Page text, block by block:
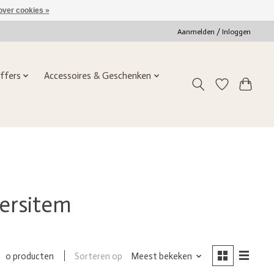
Aanmelden / Inloggen
Accessoires & Geschenken
0 producten Sorteren op Meest bekeken
cookies »